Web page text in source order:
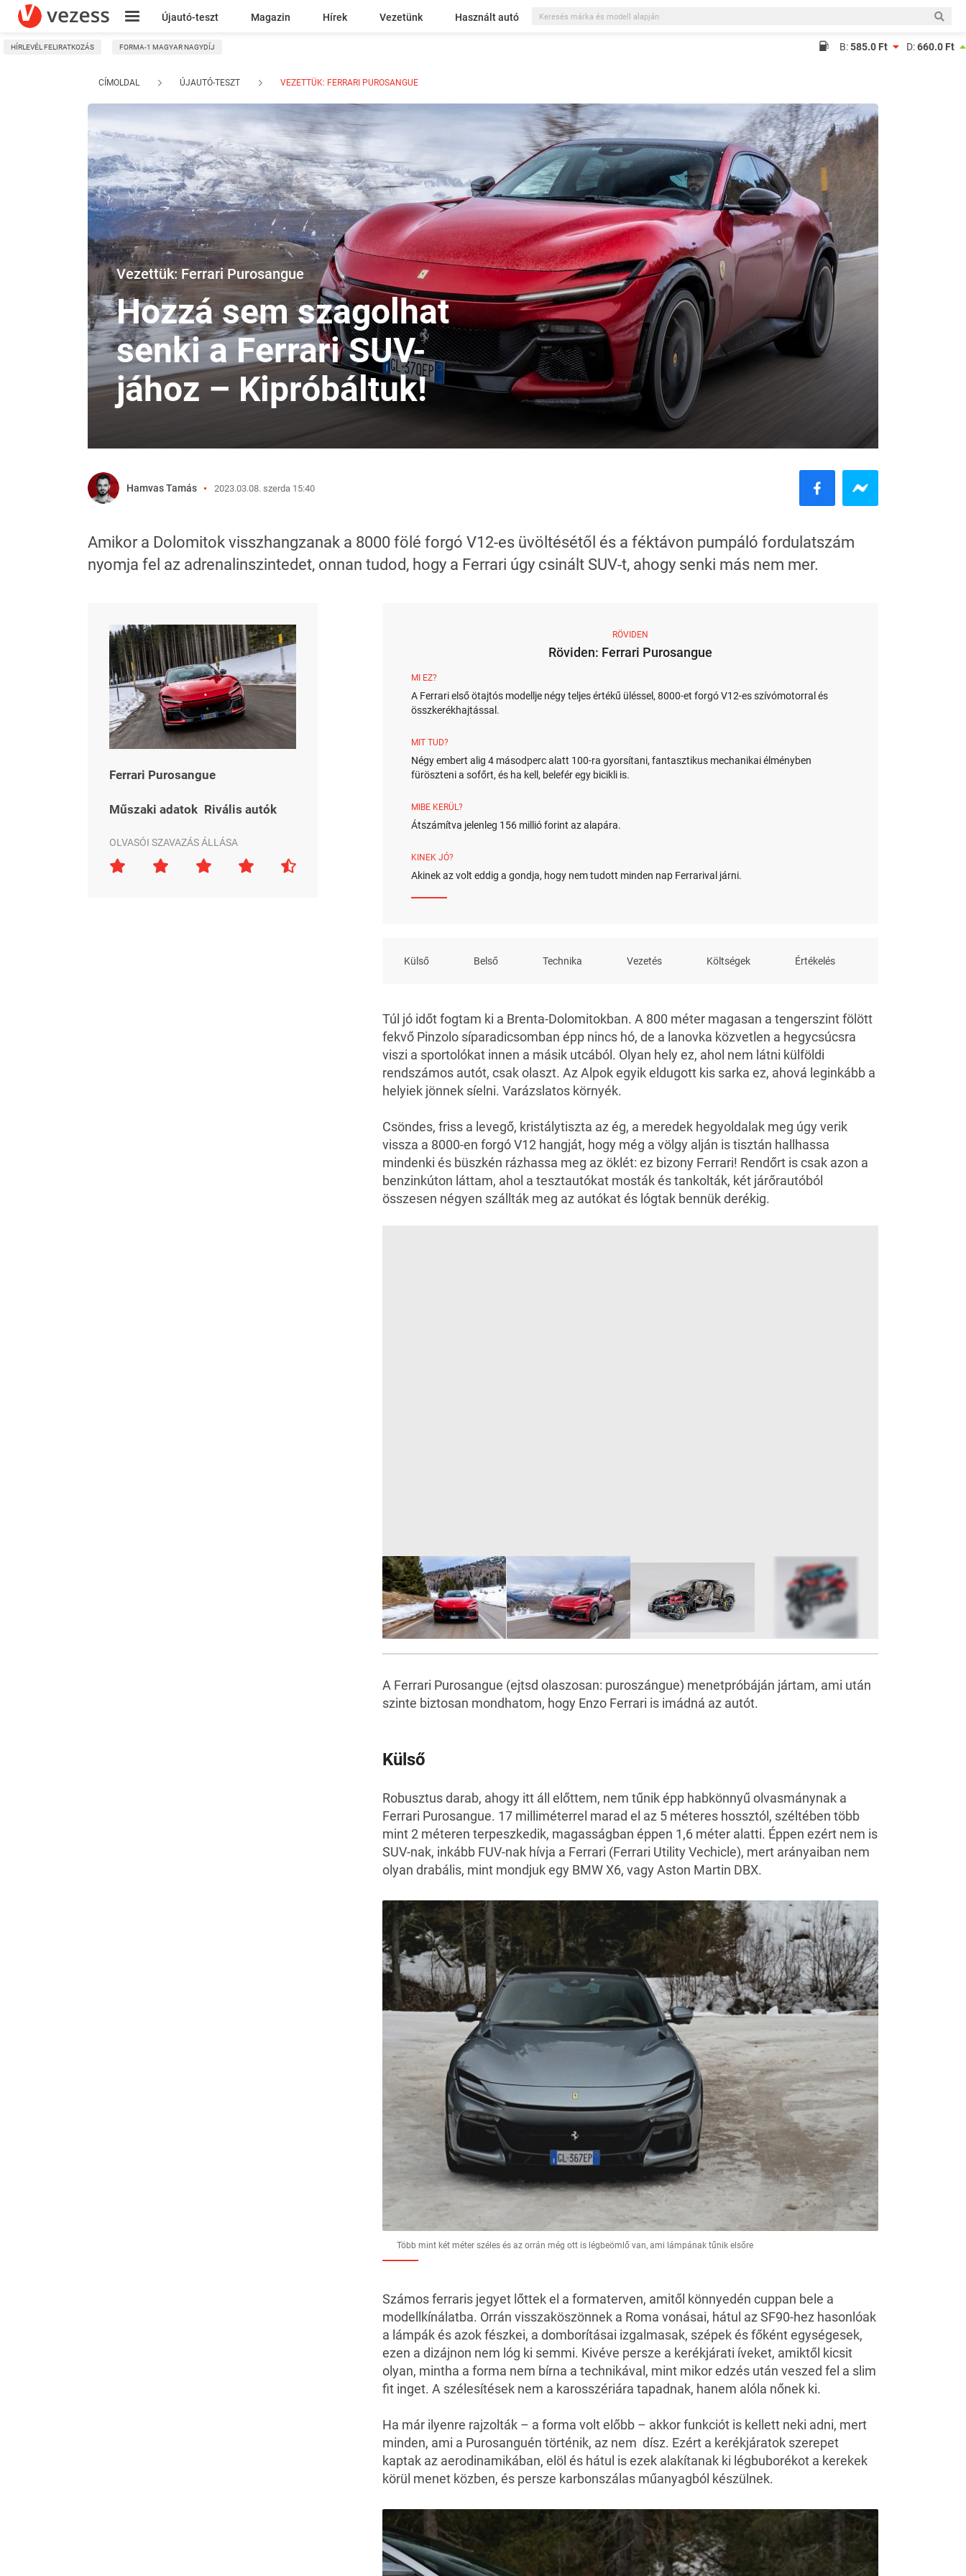
Újautó-teszt Magazin Hírek Vezetünk Használt autó
Kresz
HÍRLEVÉL FELIRATKOZÁS FORMA-1 MAGYAR NAGYDÍJ B:585.0 Ft D:660.0 Ft
CÍMOLDAL ÚJAUTÓ-TESZT VEZETTÜK: FERRARI PUROSANGUE
Vezettük: Ferrari Purosangue
Hozzá sem szagolhat
senki a Ferrari SUV-
jához – Kipróbáltuk!
Hamvas Tamás 2023.03.08. szerda 15:40
Amikor a Dolomitok visszhangzanak a 8000 fölé forgó V12-es üvöltésétől és a féktávon pumpáló fordulatszám
nyomja fel az adrenalinszintedet, onnan tudod, hogy a Ferrari úgy csinált SUV-t, ahogy senki más nem mer.
Ferrari Purosangue
Műszaki adatok Rivális autók
OLVASÓI SZAVAZÁS ÁLLÁSA
RÖVIDEN
Röviden: Ferrari Purosangue
MI EZ?
A Ferrari első ötajtós modellje négy teljes értékű üléssel, 8000-et forgó V12-es szívómotorral és
összkerékhajtással.
MIT TUD?
Négy embert alig 4 másodperc alatt 100-ra gyorsítani, fantasztikus mechanikai élményben
füröszteni a sofőrt, és ha kell, belefér egy bicikli is.
MIBE KERÜL?
Átszámítva jelenleg 156 millió forint az alapára.
KINEK JÓ?
Akinek az volt eddig a gondja, hogy nem tudott minden nap Ferrarival járni.
Külső Belső Technika Vezetés Költségek Értékelés
Túl jó időt fogtam ki a Brenta-Dolomitokban. A 800 méter magasan a tengerszint fölött
fekvő Pinzolo síparadicsomban épp nincs hó, de a lanovka közvetlen a hegycsúcsra
viszi a sportolókat innen a másik utcából. Olyan hely ez, ahol nem látni külföldi
rendszámos autót, csak olaszt. Az Alpok egyik eldugott kis sarka ez, ahová leginkább a
helyiek jönnek síelni. Varázslatos környék.
Csöndes, friss a levegő, kristálytiszta az ég, a meredek hegyoldalak meg úgy verik
vissza a 8000-en forgó V12 hangját, hogy még a völgy alján is tisztán hallhassa
mindenki és büszkén rázhassa meg az öklét: ez bizony Ferrari! Rendőrt is csak azon a
benzinkúton láttam, ahol a tesztautókat mosták és tankolták, két járőrautóból
összesen négyen szállták meg az autókat és lógtak bennük derékig.
A Ferrari Purosangue (ejtsd olaszosan: puroszángue) menetpróbáján jártam, ami után
szinte biztosan mondhatom, hogy Enzo Ferrari is imádná az autót.
Külső
Robusztus darab, ahogy itt áll előttem, nem tűnik épp habkönnyű olvasmánynak a
Ferrari Purosangue. 17 milliméterrel marad el az 5 méteres hossztól, széltében több
mint 2 méteren terpeszkedik, magasságban éppen 1,6 méter alatti. Éppen ezért nem is
SUV-nak, inkább FUV-nak hívja a Ferrari (Ferrari Utility Vechicle), mert arányaiban nem
olyan drabális, mint mondjuk egy BMW X6, vagyAston Martin DBX.
Több mint két méter széles és az orrán még ott is légbeömlő van, ami lámpának tűnik elsőre
Számos ferraris jegyet lőttek el a formaterven, amitől könnyedén cuppan bele a
modellkínálatba. Orrán visszaköszönnek a Roma vonásai, hátul az SF90-hez hasonlóak
a lámpák és azok fészkei, a domborításai izgalmasak, szépek és főként egységesek,
ezen a dizájnon nem lóg ki semmi. Kivéve persze a kerékjárati íveket, amiktől kicsit
olyan, mintha a forma nem bírna a technikával, mint mikor edzés után veszed fel a slim
fit inget. A szélesítések nem a karosszériára tapadnak, hanem alóla nőnek ki.
Ha már ilyenre rajzolták – a forma volt előbb – akkor funkciót is kellett neki adni, mert
minden, ami a Purosanguén történik, az nem dísz. Ezért a kerékjáratok szerepet
kaptak az aerodinamikában, elöl és hátul is ezek alakítanak ki légbuborékot a kerekek
körül menet közben, és persze karbonszálas műanyagból készülnek.